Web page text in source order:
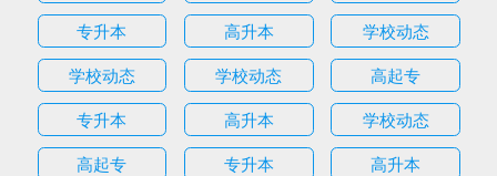
专升本
高升本
学校动态
学校动态
学校动态
高起专
专升本
高升本
学校动态
高起专
专升本
高升本